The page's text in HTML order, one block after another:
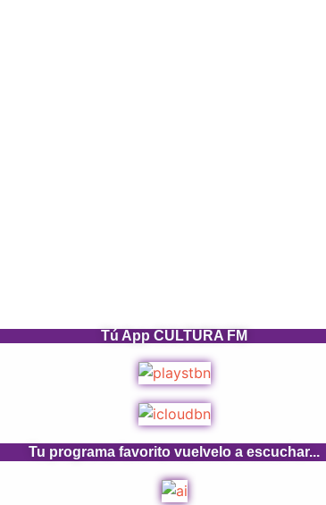
Tú App CULTURA FM
Tu programa favorito vuelvelo a escuchar...